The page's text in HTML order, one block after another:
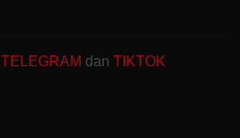
TELEGRAM dan TIKTOK